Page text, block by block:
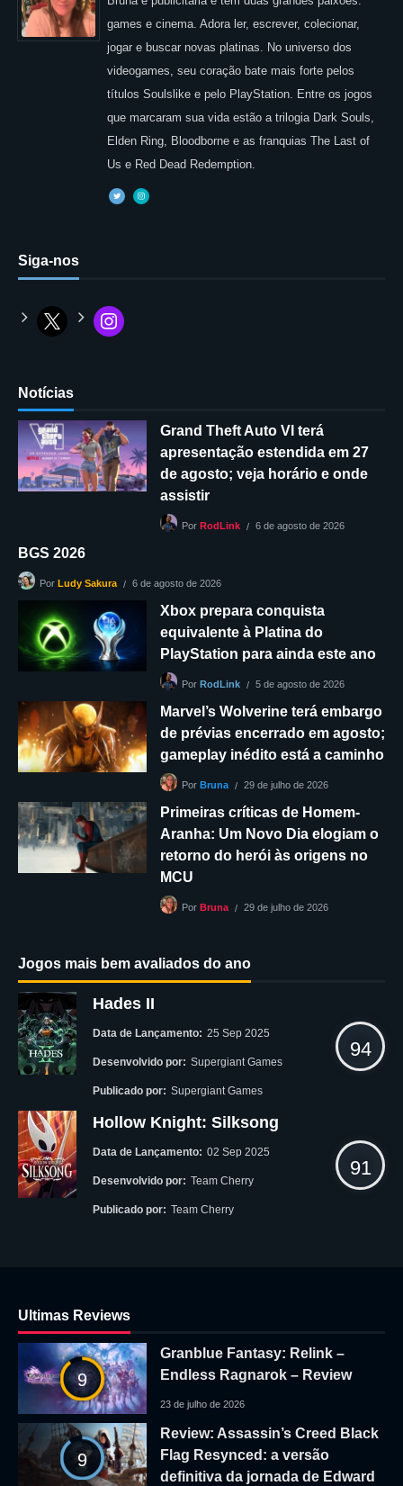
games e cinema. Adora ler, escrever, colecionar,
jogar e buscar novas platinas. No universo dos
videogames, seu coração bate mais forte pelos
títulos Soulslike e pelo PlayStation. Entre os jogos
que marcaram sua vida estão a trilogia Dark Souls,
Elden Ring, Bloodborne e as franquias The Last of
Us e Red Dead Redemption.
Siga-nos
Notícias
Grand Theft Auto VI terá
apresentação estendida em 27
de agosto; veja horário e onde
assistir
Por RodLink 6 de agosto de 2026
BGS 2026
Por Ludy Sakura 6 de agosto de 2026
Xbox prepara conquista
equivalente à Platina do
PlayStation para ainda este ano
Por RodLink 5 de agosto de 2026
Marvel’s Wolverine terá embargo
de prévias encerrado em agosto;
gameplay inédito está a caminho
Por Bruna 29 de julho de 2026
Primeiras críticas de Homem-
Aranha: Um Novo Dia elogiam o
retorno do herói às origens no
MCU
Por Bruna 29 de julho de 2026
Jogos mais bem avaliados do ano
Hades II
Data de Lançamento: 25 Sep 2025
Desenvolvido por: Supergiant Games
Publicado por: Supergiant Games
94
Hollow Knight: Silksong
Data de Lançamento: 02 Sep 2025
Desenvolvido por: Team Cherry
Publicado por: Team Cherry
91
Ultimas Reviews
9
Granblue Fantasy: Relink –
Endless Ragnarok – Review
23 de julho de 2026
9
Review: Assassin’s Creed Black
Flag Resynced: a versão
definitiva da jornada de Edward